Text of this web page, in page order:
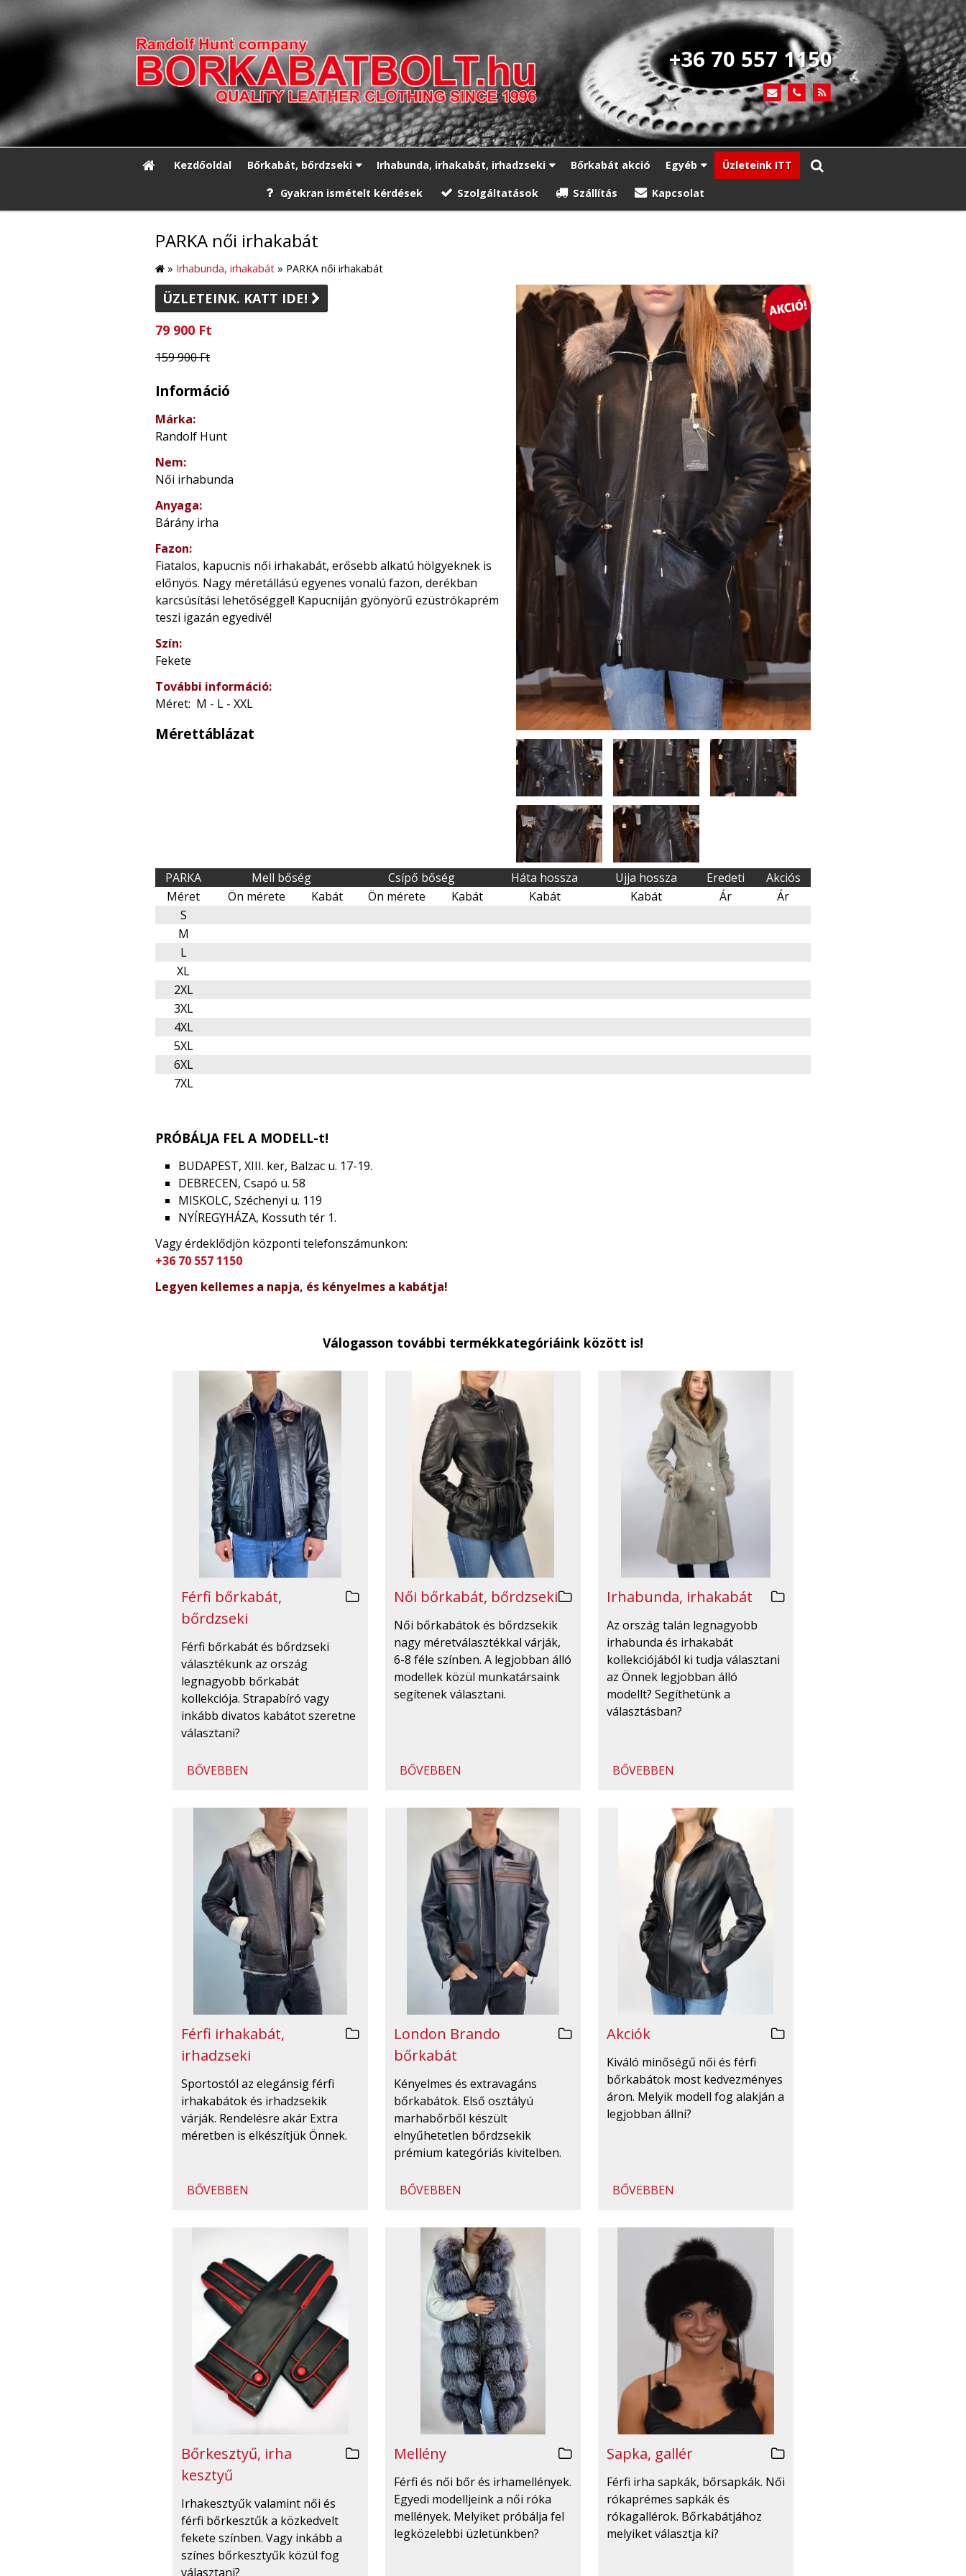
+36 70 557 1150
Kezdőoldal Bőrkabát, bőrdzseki Irhabunda, irhakabát, irhadzseki Bőrkabát akció Egyéb Üzleteink ITT
Gyakran ismételt kérdések Szolgáltatások Szállítás Kapcsolat
PARKA női irhakabát
» Irhabunda, irhakabát » PARKA női irhakabát
ÜZLETEINK. KATT IDE! 
79 900 Ft
159 900 Ft
Információ
Márka:
Randolf Hunt
Nem:
Női irhabunda
Anyaga:
Bárány irha
Fazon:
Fiatalos, kapucnis női irhakabát, erősebb alkatú hölgyeknek is
előnyös. Nagy méretállású egyenes vonalú fazon, derékban
karcsúsítási lehetőséggel! Kapucniján gyönyörű ezüstrókaprém
teszi igazán egyedivé!
Szín:
Fekete
További információ:
Méret: M - L - XXL
Mérettáblázat
PARKA Mell bőség Csípő bőség Háta hossza Ujja hossza Eredeti
Akciós
Méret
Ön mérete Kabát Ön mérete Kabát Kabát Kabát Ár
Ár
S
M
L
XL
2XL
3XL
4XL
5XL
6XL
7XL
PRÓBÁLJA FEL A MODELL-t!
BUDAPEST, XIII. ker, Balzac u. 17-19.
DEBRECEN, Csapó u. 58
MISKOLC, Széchenyi u. 119
NYÍREGYHÁZA, Kossuth tér 1.
Vagy érdeklődjön központi telefonszámunkon:
+36 70 557 1150
Legyen kellemes a napja, és kényelmes a kabátja!
Válogasson további termékkategóriáink között is!
Férfi bőrkabát,
bőrdzseki
Férfi bőrkabát és bőrdzseki
választékunk az ország
legnagyobb bőrkabát
kollekciója. Strapabíró vagy
inkább divatos kabátot szeretne
választani?
BŐVEBBEN
Női bőrkabát, bőrdzseki
Női bőrkabátok és bőrdzsekik
nagy méretválasztékkal várják,
6-8 féle színben. A legjobban álló
modellek közül munkatársaink
segítenek választani.
BŐVEBBEN
Irhabunda, irhakabát
Az ország talán legnagyobb
irhabunda és irhakabát
kollekciójából ki tudja választani
az Önnek legjobban álló
modellt? Segíthetünk a
választásban?
BŐVEBBEN
Férfi irhakabát,
irhadzseki
Sportostól az elegánsig férfi
irhakabátok és irhadzsekik
várják. Rendelésre akár Extra
méretben is elkészítjük Önnek.
BŐVEBBEN
London Brando
bőrkabát
Kényelmes és extravagáns
bőrkabátok. Első osztályú
marhabőrből készült
elnyűhetetlen bőrdzsekik
prémium kategóriás kivitelben.
BŐVEBBEN
Akciók
Kiváló minőségű női és férfi
bőrkabátok most kedvezményes
áron. Melyik modell fog alakján a
legjobban állni?
BŐVEBBEN
Bőrkesztyű, irha
kesztyű
Irhakesztyűk valamint női és
férfi bőrkesztűk a közkedvelt
fekete színben. Vagy inkább a
színes bőrkesztyűk közül fog
választani?
Mellény
Férfi és női bőr és irhamellények.
Egyedi modelljeink a női róka
mellények. Melyiket próbálja fel
legközelebbi üzletünkben?
Sapka, gallér
Férfi irha sapkák, bőrsapkák. Női
rókaprémes sapkák és
rókagallérok. Bőrkabátjához
melyiket választja ki?